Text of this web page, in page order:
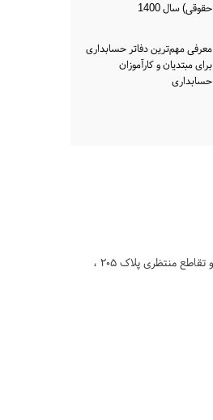
حقوقی) سال 1400
معرفی مهم‌ترین دفاتر حسابداری
برای مبتدیان و کارآموزان
حسابداری
مشهد ، بلوار بعثت ، بین بعثت ۱۱ و تقاطع منتظری پلاک ۲۰۵ ،